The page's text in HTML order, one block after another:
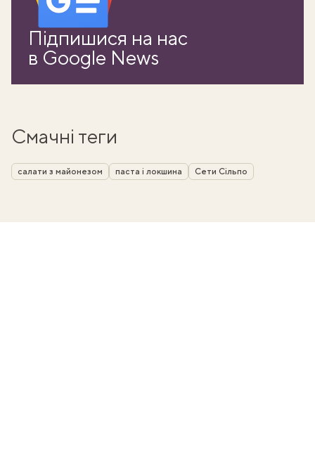
Підпишися на нас
в Google News
Смачні теги
салати з майонезом паста і локшина Сети Сільпо